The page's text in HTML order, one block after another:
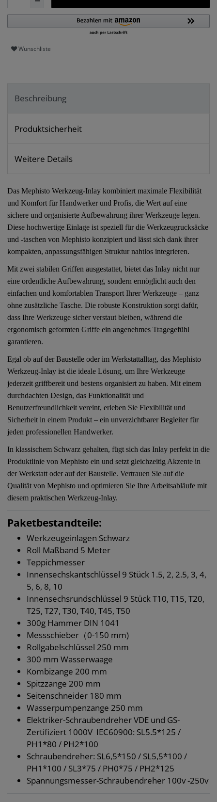
Wunschliste
Beschreibung
Produktsicherheit
Weitere Details
Das Mephisto Werkzeug-Inlay kombiniert maximale Flexibilität
und Komfort für Handwerker und Profis, die Wert auf eine
sichere und organisierte Aufbewahrung ihrer Werkzeuge legen.
Diese hochwertige Einlage ist speziell für die Werkzeugrucksäcke
und -taschen von Mephisto konzipiert und lässt sich dank ihrer
kompakten, anpassungsfähigen Struktur nahtlos integrieren.
Mit zwei stabilen Griffen ausgestattet, bietet das Inlay nicht nur
eine ordentliche Aufbewahrung, sondern ermöglicht auch den
einfachen und komfortablen Transport Ihrer Werkzeuge – ganz
ohne zusätzliche Tasche. Die robuste Konstruktion sorgt dafür,
dass Ihre Werkzeuge sicher verstaut bleiben, während die
ergonomisch geformten Griffe ein angenehmes Tragegefühl
garantieren.
Egal ob auf der Baustelle oder im Werkstattalltag, das Mephisto
Werkzeug-Inlay ist die ideale Lösung, um Ihre Werkzeuge
jederzeit griffbereit und bestens organisiert zu haben. Mit einem
durchdachten Design, das Funktionalität und
Benutzerfreundlichkeit vereint, erleben Sie Flexibilität und
Sicherheit in einem Produkt – ein unverzichtbarer Begleiter für
jeden professionellen Handwerker.
In klassischem Schwarz gehalten, fügt sich das Inlay perfekt in die
Produktlinie von Mephisto ein und setzt gleichzeitig Akzente in
der Werkstatt oder auf der Baustelle. Vertrauen Sie auf die
Qualität von Mephisto und optimieren Sie Ihre Arbeitsabläufe mit
diesem praktischen Werkzeug-Inlay.
Paketbestandteile:
Werkzeugeinlagen Schwarz
Roll Maßband 5 Meter
Teppichmesser
Innensechskantschlüssel 9 Stück 1.5, 2, 2.5, 3, 4,
5, 6, 8, 10
Innensechsrundschlüssel 9 Stück T10, T15, T20,
T25, T27, T30, T40, T45, T50
300g Hammer DIN 1041
Messschieber（0-150 mm)
Rollgabelschlüssel 250 mm
300 mm Wasserwaage
Kombizange 200 mm
Spitzzange 200 mm
Seitenschneider 180 mm
Wasserpumpenzange 250 mm
Elektriker-Schraubendreher VDE und GS-
Zertifiziert 1000V IEC60900: SL5.5*125 /
PH1*80 / PH2*100
Schraubendreher: SL6,5*150 / SL5,5*100 /
PH1*100 / SL3*75 / PH0*75 / PH2*125
Spannungsmesser-Schraubendreher 100v -250v